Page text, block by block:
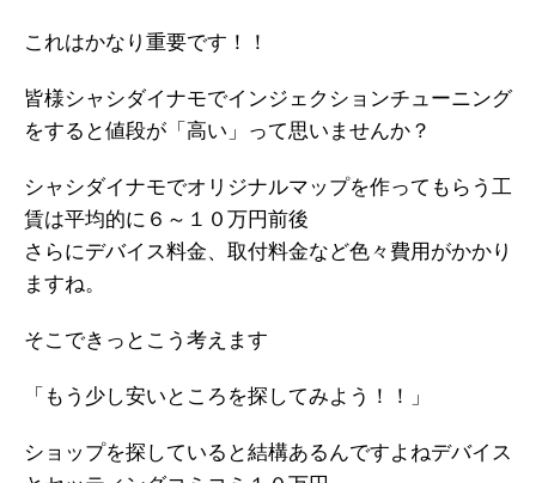
これはかなり重要です！！
皆様シャシダイナモでインジェクションチューニング
をすると値段が「高い」って思いませんか？
シャシダイナモでオリジナルマップを作ってもらう工
賃は平均的に６～１０万円前後
さらにデバイス料金、取付料金など色々費用がかかり
ますね。
そこできっとこう考えます
「もう少し安いところを探してみよう！！」
ショップを探していると結構あるんですよねデバイス